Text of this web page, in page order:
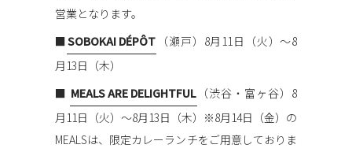
営業となります。
■SOBOKAI DÉPÔT （瀬戸） 8月11日（火）〜8
月13日（木）
■ MEALS ARE DELIGHTFUL （渋谷・富ヶ谷） 8
月11日（火）〜8月13日（木） ※8月14日（金）の
MEALSは、限定カレーランチをご用意しておりま